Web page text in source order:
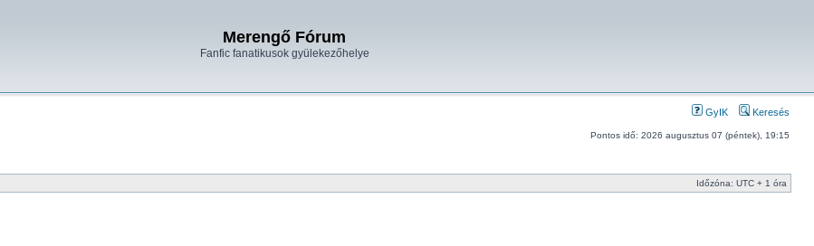
Merengő Fórum
Fanfic fanatikusok gyülekezőhelye
GyIK Keresés
Pontos idő: 2026 augusztus 07 (péntek), 19:15
Időzóna: UTC + 1 óra